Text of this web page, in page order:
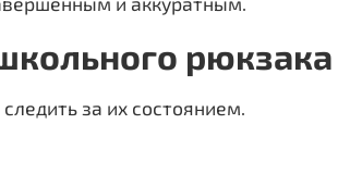
за их состоянием.